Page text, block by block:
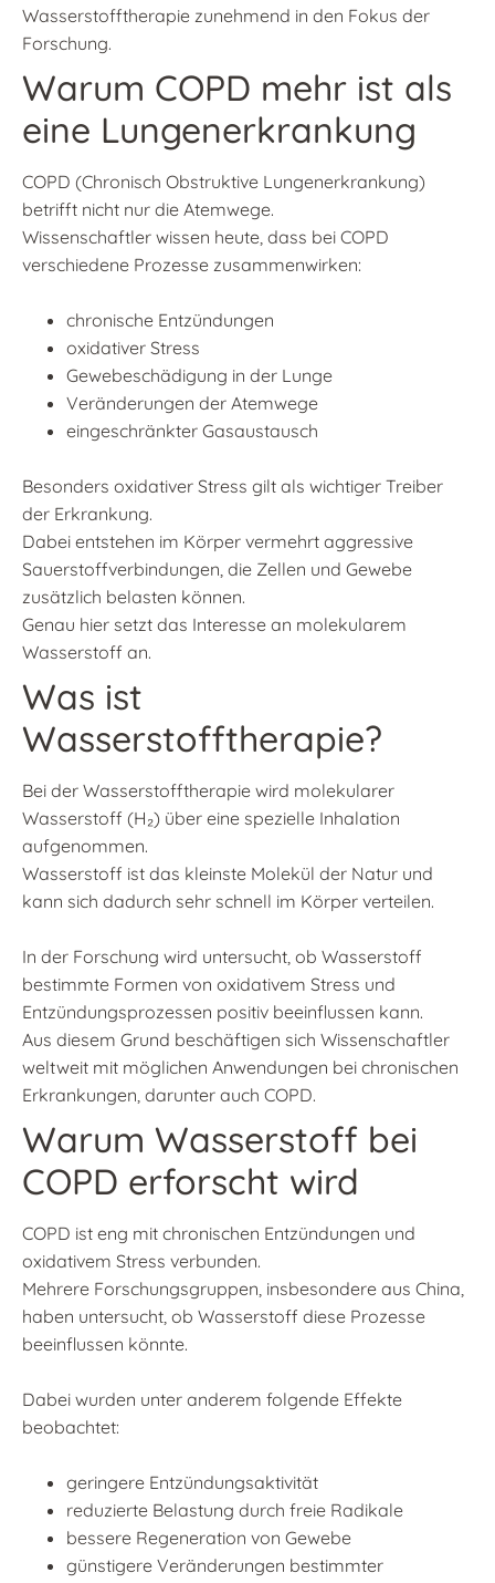
Wasserstofftherapie zunehmend in den Fokus der
Forschung.
Warum COPD mehr ist als
eine Lungenerkrankung
COPD (Chronisch Obstruktive Lungenerkrankung)
betrifft nicht nur die Atemwege.
Wissenschaftler wissen heute, dass bei COPD
verschiedene Prozesse zusammenwirken:
chronische Entzündungen
oxidativer Stress
Gewebeschädigung in der Lunge
Veränderungen der Atemwege
eingeschränkter Gasaustausch
Besonders oxidativer Stress gilt als wichtiger Treiber
der Erkrankung.
Dabei entstehen im Körper vermehrt aggressive
Sauerstoffverbindungen, die Zellen und Gewebe
zusätzlich belasten können.
Genau hier setzt das Interesse an molekularem
Wasserstoff an.
Was ist
Wasserstofftherapie?
Bei der Wasserstofftherapie wird molekularer
Wasserstoff (H₂) über eine spezielle Inhalation
aufgenommen.
Wasserstoff ist das kleinste Molekül der Natur und
kann sich dadurch sehr schnell im Körper verteilen.
In der Forschung wird untersucht, ob Wasserstoff
bestimmte Formen von oxidativem Stress und
Entzündungsprozessen positiv beeinflussen kann.
Aus diesem Grund beschäftigen sich Wissenschaftler
weltweit mit möglichen Anwendungen bei chronischen
Erkrankungen, darunter auch COPD.
Warum Wasserstoff bei
COPD erforscht wird
COPD ist eng mit chronischen Entzündungen und
oxidativem Stress verbunden.
Mehrere Forschungsgruppen, insbesondere aus China,
haben untersucht, ob Wasserstoff diese Prozesse
beeinflussen könnte.
Dabei wurden unter anderem folgende Effekte
beobachtet:
geringere Entzündungsaktivität
reduzierte Belastung durch freie Radikale
bessere Regeneration von Gewebe
günstigere Veränderungen bestimmter